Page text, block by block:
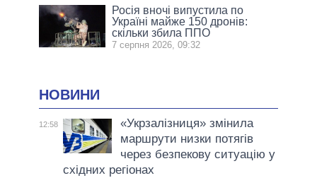
Росія вночі випустила по
Україні майже 150 дронів:
скільки збила ППО
7 серпня 2026, 09:32
НОВИНИ
12:58
«Укрзалізниця» змінила
маршрути низки потягів
через безпекову ситуацію у
східних регіонах